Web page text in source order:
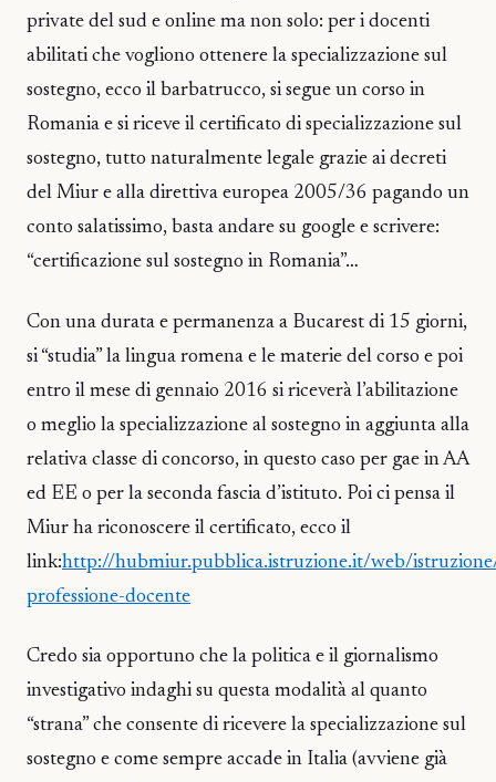
private del sud e online ma non solo: per i docenti
abilitati che vogliono ottenere la specializzazione sul
sostegno, ecco il barbatrucco, si segue un corso in
Romania e si riceve il certificato di specializzazione sul
sostegno, tutto naturalmente legale grazie ai decreti
del Miur e alla direttiva europea 2005/36 pagando un
conto salatissimo, basta andare su google e scrivere:
“certificazione sul sostegno in Romania”…
Con una durata e permanenza a Bucarest di 15 giorni,
si “studia” la lingua romena e le materie del corso e poi
entro il mese di gennaio 2016 si riceverà l’abilitazione
o meglio la specializzazione al sostegno in aggiunta alla
relativa classe di concorso, in questo caso per gae in AA
ed EE o per la seconda fascia d’istituto. Poi ci pensa il
Miur ha riconoscere il certificato, ecco il
link:http://hubmiur.pubblica.istruzione.it/web/
professione-docente
Credo sia opportuno che la politica e il giornalismo
investigativo indaghi su questa modalità al quanto
“strana” che consente di ricevere la specializzazione sul
sostegno e come sempre accade in Italia (avviene già